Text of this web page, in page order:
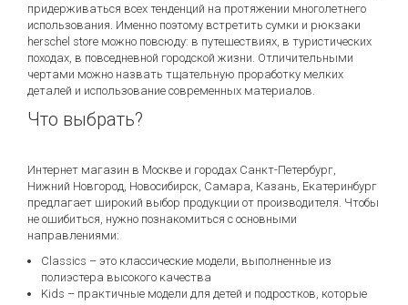
придерживаться всех тенденций на протяжении многолетнего
использования. Именно поэтому встретить сумки и рюкзаки
herschel store можно повсюду: в путешествиях, в туристических
походах, в повседневной городской жизни. Отличительными
чертами можно назвать тщательную проработку мелких
деталей и использование современных материалов.
Что выбрать?
Интернет магазин в Москве и городах Санкт-Петербург,
Нижний Новгород, Новосибирск, Самара, Казань, Екатеринбург
предлагает широкий выбор продукции от производителя. Чтобы
не ошибиться, нужно познакомиться с основными
направлениями:
Classics – это классические модели, выполненные из
полиэстера высокого качества
Kids – практичные модели для детей и подростков, которые